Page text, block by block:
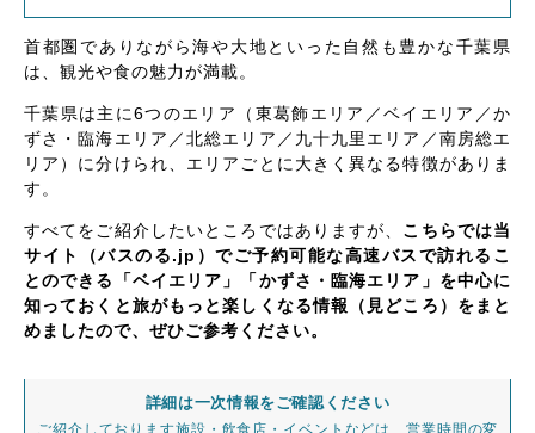
首都圏でありながら海や大地といった自然も豊かな千葉県
は、観光や食の魅力が満載。
千葉県は主に6つのエリア（東葛飾エリア／ベイエリア／か
ずさ・臨海エリア／北総エリア／九十九里エリア／南房総エ
リア）に分けられ、エリアごとに大きく異なる特徴がありま
す。
すべてをご紹介したいところではありますが、 こちらでは当
サイト（バスのる.jp）でご予約可能な高速バスで訪れるこ
とのできる「ベイエリア」「かずさ・臨海エリア」を中心に
知っておくと旅がもっと楽しくなる情報（見どころ）をまと
めましたので、ぜひご参考ください。
詳細は一次情報をご確認ください
ご紹介しております施設・飲食店・イベントなどは、営業時間の変